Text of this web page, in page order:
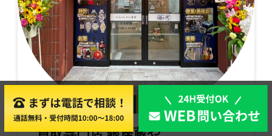
店舗買取 出張買取